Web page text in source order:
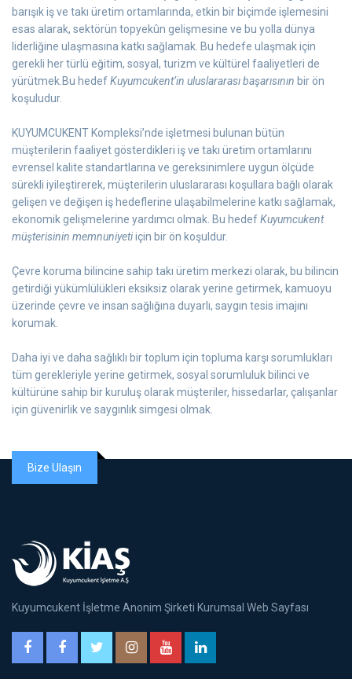
barışık iş ve takı üretim ortamlarında, etkin bir biçimde işlemesini
esas alarak, sektörün topyekûn gelişmesine ve bu yolla dünya
liderliğine ulaşmasına katkı sağlamak. Bu hedefe ulaşmak için
gerekli her türlü eğitim, sosyal, turizm ve kültürel faaliyetleri de
yürütmek.Bu hedefKuyumcukent’in uluslararası başarısının bir ön
koşuludur.
KUYUMCUKENT Kompleksi’nde işletmesi bulunan bütün
müşterilerin faaliyet gösterdikleri iş ve takı üretim ortamlarını
evrensel kalite standartlarına ve gereksinimlere uygun ölçüde
sürekli iyileştirerek, müşterilerin uluslararası koşullara bağlı olarak
gelişen ve değişen iş hedeflerine ulaşabilmelerine katkı sağlamak,
ekonomik gelişmelerine yardımcı olmak. Bu hedefKuyumcukent
müşterisinin memnuniyetiiçin bir ön koşuldur.
Çevre koruma bilincine sahip takı üretim merkezi olarak, bu bilincin
getirdiği yükümlülükleri eksiksiz olarak yerine getirmek, kamuoyu
üzerinde çevre ve insan sağlığına duyarlı, saygın tesis imajını
korumak.
Daha iyi ve daha sağlıklı bir toplum için topluma karşı sorumlukları
tüm gerekleriyle yerine getirmek, sosyal sorumluluk bilinci ve
kültürüne sahip bir kuruluş olarak müşteriler, hissedarlar, çalışanlar
için güvenirlik ve saygınlık simgesi olmak.
Bize Ulaşın
Kuyumcukent İşletme Anonim Şirketi Kurumsal Web Sayfası